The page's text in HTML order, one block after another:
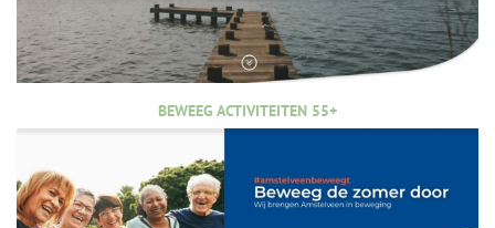
BEWEEG ACTIVITEITEN 55+